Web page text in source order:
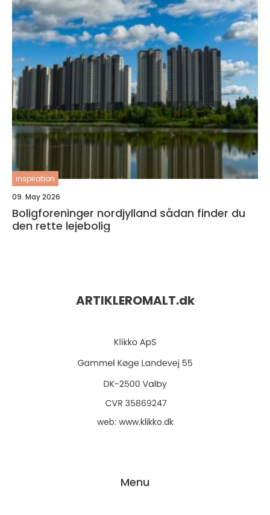
inspiration
09. May 2026
Boligforeninger nordjylland sådan finder du
den rette lejebolig
ARTIKLEROMALT.dk
web: www.klikko.dk
Menu